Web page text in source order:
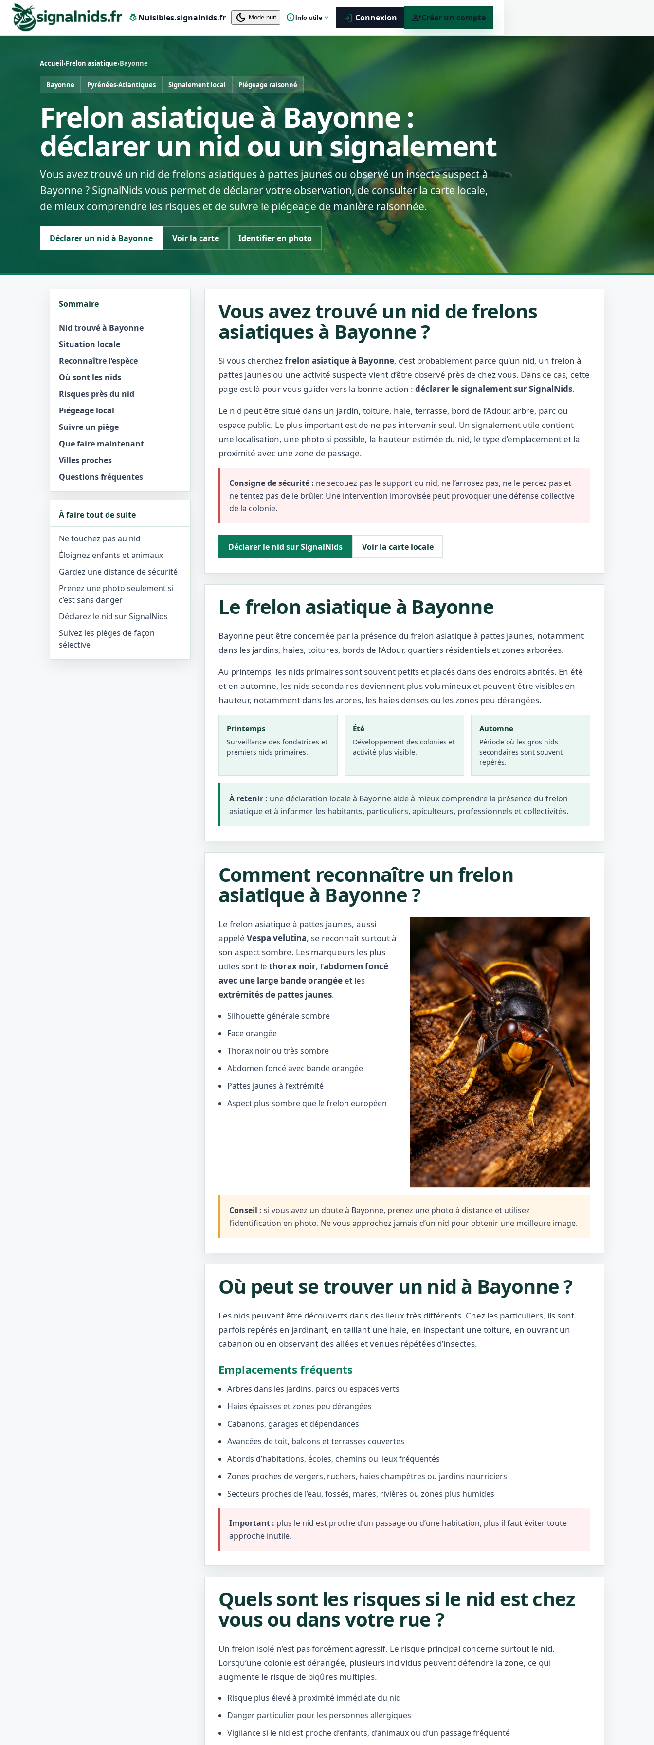
pest_controlNuisibles.signalnids.fr dark_mode Mode nuit infoInfo utile expand_more login Connexion person_addCréer un compte
Accueil›Frelon asiatique›Bayonne
Bayonne Pyrénées-Atlantiques Signalement local Piégeage raisonné
Frelon asiatique à Bayonne :
déclarer un nid ou un signalement
Vous avez trouvé un nid de frelons asiatiques à pattes jaunes ou observé un insecte suspect à
Bayonne ? SignalNids vous permet de déclarer votre observation, de consulter la carte locale,
de mieux comprendre les risques et de suivre le piégeage de manière raisonnée.
Déclarer un nid à Bayonne Voir la carte Identifier en photo
Sommaire
Nid trouvé à Bayonne
Situation locale
Reconnaître l’espèce
Où sont les nids
Risques près du nid
Piégeage local
Suivre un piège
Que faire maintenant
Villes proches
Questions fréquentes
À faire tout de suite
Ne touchez pas au nid
Éloignez enfants et animaux
Gardez une distance de sécurité
Prenez une photo seulement si
c’est sans danger
Déclarez le nid sur SignalNids
Suivez les pièges de façon
sélective
Vous avez trouvé un nid de frelons
asiatiques à Bayonne ?
Si vous cherchezfrelon asiatique à Bayonne, c’est probablement parce qu’un nid, un frelon à
pattes jaunes ou une activité suspecte vient d’être observé près de chez vous. Dans ce cas, cette
page est là pour vous guider vers la bonne action : déclarer le signalement sur SignalNids.
Le nid peut être situé dans un jardin, toiture, haie, terrasse, bord de l’Adour, arbre, parc ou
espace public. Le plus important est de ne pas intervenir seul. Un signalement utile contient
une localisation, une photo si possible, la hauteur estimée du nid, le type d’emplacement et la
proximité avec une zone de passage.
Consigne de sécurité : ne secouez pas le support du nid, ne l’arrosez pas, ne le percez pas et
ne tentez pas de le brûler. Une intervention improvisée peut provoquer une défense collective
de la colonie.
Déclarer le nid sur SignalNids Voir la carte locale
Le frelon asiatique à Bayonne
Bayonne peut être concernée par la présence du frelon asiatique à pattes jaunes, notamment
dans les jardins, haies, toitures, bords de l’Adour, quartiers résidentiels et zones arborées.
Au printemps, les nids primaires sont souvent petits et placés dans des endroits abrités. En été
et en automne, les nids secondaires deviennent plus volumineux et peuvent être visibles en
hauteur, notamment dans les arbres, les haies denses ou les zones peu dérangées.
Printemps
Surveillance des fondatrices et
premiers nids primaires.
Été
Développement des colonies et
activité plus visible.
Automne
Période où les gros nids
secondaires sont souvent
repérés.
À retenir : une déclaration locale à Bayonne aide à mieux comprendre la présence du frelon
asiatique et à informer les habitants, particuliers, apiculteurs, professionnels et collectivités.
Comment reconnaître un frelon
asiatique à Bayonne ?
Le frelon asiatique à pattes jaunes, aussi
appelé Vespa velutina, se reconnaît surtout à
son aspect sombre. Les marqueurs les plus
utiles sont le thorax noir, l’abdomen foncé
avec une large bande orangée et les
extrémités de pattes jaunes.
Silhouette générale sombre
Face orangée
Thorax noir ou très sombre
Abdomen foncé avec bande orangée
Pattes jaunes à l’extrémité
Aspect plus sombre que le frelon européen
Conseil : si vous avez un doute à Bayonne, prenez une photo à distance et utilisez
l’identification en photo. Ne vous approchez jamais d’un nid pour obtenir une meilleure image.
Où peut se trouver un nid à Bayonne ?
Les nids peuvent être découverts dans des lieux très différents. Chez les particuliers, ils sont
parfois repérés en jardinant, en taillant une haie, en inspectant une toiture, en ouvrant un
cabanon ou en observant des allées et venues répétées d’insectes.
Emplacements fréquents
Arbres dans les jardins, parcs ou espaces verts
Haies épaisses et zones peu dérangées
Cabanons, garages et dépendances
Avancées de toit, balcons et terrasses couvertes
Abords d’habitations, écoles, chemins ou lieux fréquentés
Zones proches de vergers, ruchers, haies champêtres ou jardins nourriciers
Secteurs proches de l’eau, fossés, mares, rivières ou zones plus humides
Important : plus le nid est proche d’un passage ou d’une habitation, plus il faut éviter toute
approche inutile.
Quels sont les risques si le nid est chez
vous ou dans votre rue ?
Un frelon isolé n’est pas forcément agressif. Le risque principal concerne surtout le nid.
Lorsqu’une colonie est dérangée, plusieurs individus peuvent défendre la zone, ce qui
augmente le risque de piqûres multiples.
Risque plus élevé à proximité immédiate du nid
Danger particulier pour les personnes allergiques
Vigilance si le nid est proche d’enfants, d’animaux ou d’un passage fréquenté